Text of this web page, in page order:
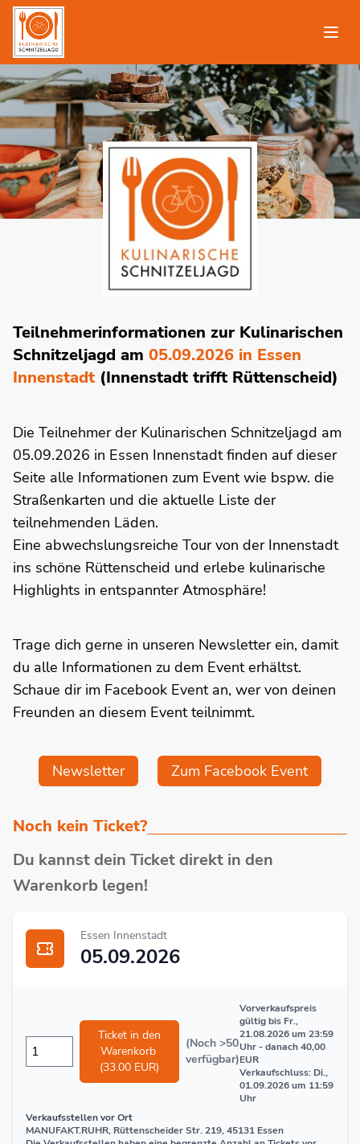
Teilnehmerinformationen zur Kulinarischen
Schnitzeljagd am 05.09.2026 in Essen
Innenstadt (Innenstadt trifft Rüttenscheid)
Die Teilnehmer der Kulinarischen Schnitzeljagd am
05.09.2026 in Essen Innenstadt finden auf dieser
Seite alle Informationen zum Event wie bspw. die
Straßenkarten und die aktuelle Liste der
teilnehmenden Läden.
Eine abwechslungsreiche Tour von der Innenstadt
ins schöne Rüttenscheid und erlebe kulinarische
Highlights in entspannter Atmosphäre!
Trage dich gerne in unseren Newsletter ein, damit
du alle Informationen zu dem Event erhältst.
Schaue dir im Facebook Event an, wer von deinen
Freunden an diesem Event teilnimmt.
Newsletter Zum Facebook Event
Noch kein Ticket?
Du kannst dein Ticket direkt in den
Warenkorb legen!
Essen Innenstadt
05.09.2026
Ticket in den
Warenkorb
(33.00 EUR)
(Noch >50
verfügbar)
Vorverkaufspreis
gültig bis Fr.,
21.08.2026 um 23:59
Uhr - danach 40,00
EUR
Verkaufschluss: Di.,
01.09.2026 um 11:59
Uhr
Verkaufsstellen vor Ort
MANUFAKT.RUHR, Rüttenscheider Str. 219, 45131 Essen